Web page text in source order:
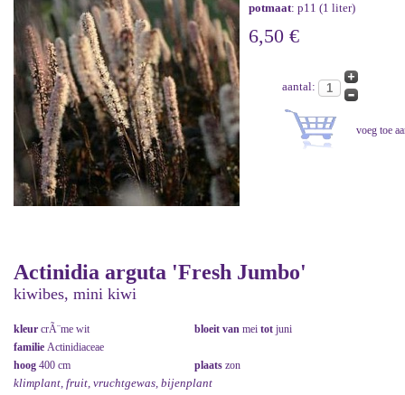
potmaat: p11 (1 liter)
6,50 €
aantal:
Actinidia arguta 'Fresh Jumbo'
kiwibes, mini kiwi
kleur crÃ¨me wit bloeit van mei tot juni
familie Actinidiaceae
hoog 400 cm plaats zon
klimplant, fruit, vruchtgewas, bijenplant